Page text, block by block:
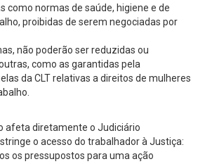
como normas de saúde, higiene e de
proibidas de serem negociadas por
não poderão ser reduzidas ou
como as garantidas pela
da CLT relativas a direitos de mulheres
afeta diretamente o Judiciário
o acesso do trabalhador à Justiça:
os pressupostos para uma ação